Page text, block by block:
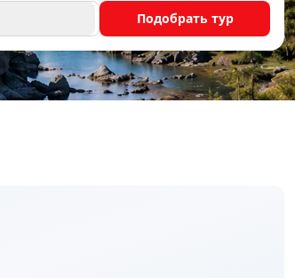
Подобрать тур